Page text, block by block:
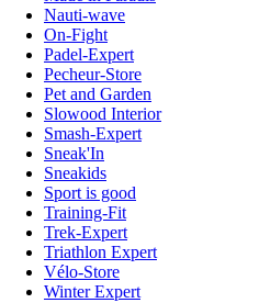
Nauti-wave
On-Fight
Padel-Expert
Pecheur-Store
Pet and Garden
Slowood Interior
Smash-Expert
Sneak'In
Sneakids
Sport is good
Training-Fit
Trek-Expert
Triathlon Expert
Vélo-Store
Winter Expert